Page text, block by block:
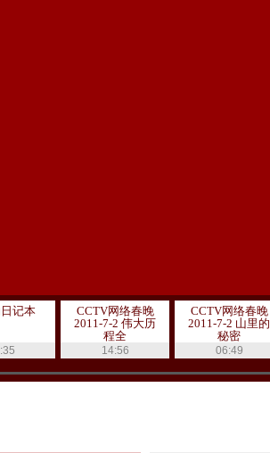
记本
CCTV网络春晚
2011-7-2 伟大历
程全
14:56
CCTV网络春晚
2011-7-2 山里的
秘密
06:49